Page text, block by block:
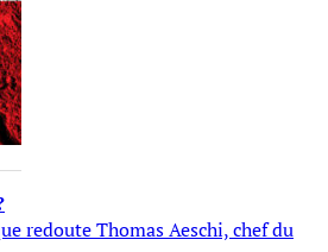
redoute Thomas Aeschi, chef du